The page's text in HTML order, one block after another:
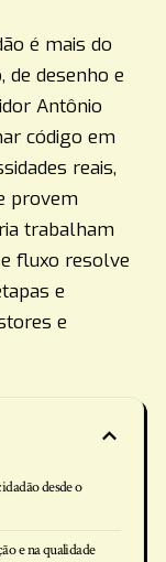
é mais do
de desenho e
Antônio
código em
reais,
provem
trabalham
fluxo resolve
e
e
desde o
e na qualidade